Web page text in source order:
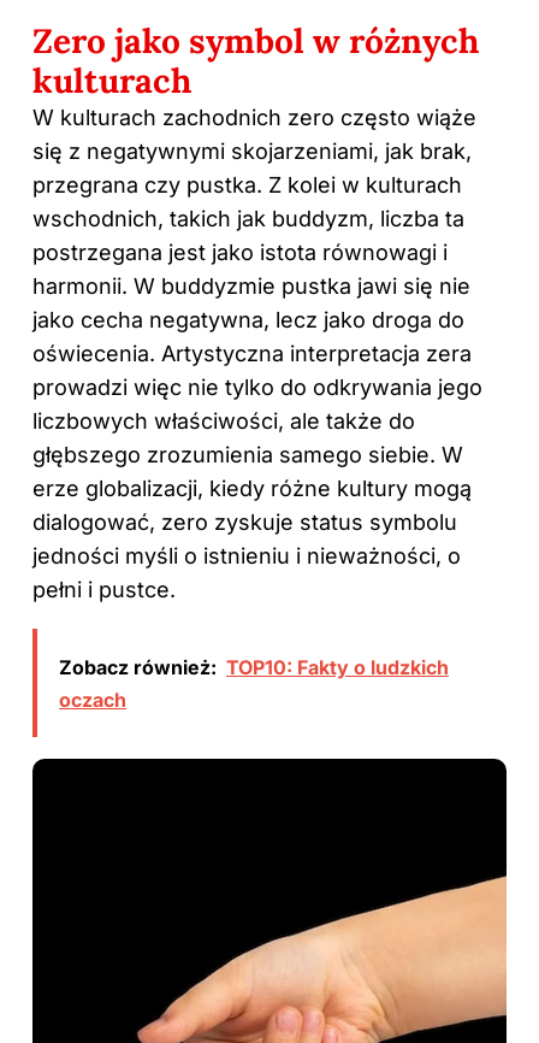
Zero jako symbol w różnych
kulturach
W kulturach zachodnich zero często wiąże
się z negatywnymi skojarzeniami, jak brak,
przegrana czy pustka. Z kolei w kulturach
wschodnich, takich jak buddyzm, liczba ta
postrzegana jest jako istota równowagi i
harmonii. W buddyzmie pustka jawi się nie
jako cecha negatywna, lecz jako droga do
oświecenia. Artystyczna interpretacja zera
prowadzi więc nie tylko do odkrywania jego
liczbowych właściwości, ale także do
głębszego zrozumienia samego siebie. W
erze globalizacji, kiedy różne kultury mogą
dialogować, zero zyskuje status symbolu
jedności myśli o istnieniu i nieważności, o
pełni i pustce.
Zobacz również: TOP10: Fakty o ludzkich
oczach